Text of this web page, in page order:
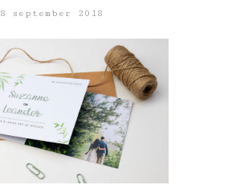
september 2018